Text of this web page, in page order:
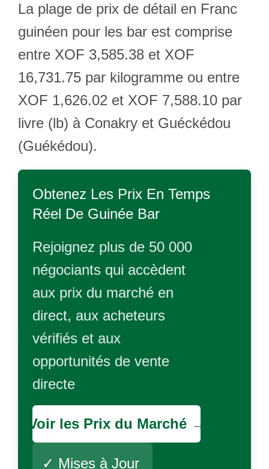
La plage de prix de détail en Franc
guinéen pour les bar est comprise
entre XOF 3,585.38 et XOF
16,731.75 par kilogramme ou entre
XOF 1,626.02 et XOF 7,588.10 par
livre (lb) à Conakry et Guéckédou
(Guékédou).
Obtenez Les Prix En Temps
Réel De Guinée Bar
Rejoignez plus de 50 000
négociants qui accèdent
aux prix du marché en
direct, aux acheteurs
vérifiés et aux
opportunités de vente
directe
Voir les Prix du Marché →
✓ Mises à Jour